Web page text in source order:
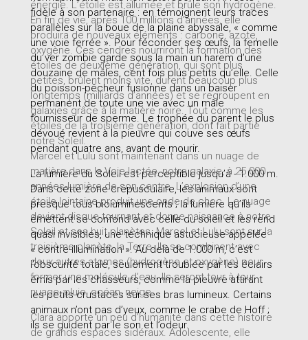
fidèle à son partenaire : en témoignent leurs traces
parallèles sur la boue de la plaine abyssale, « comme
une voie ferrée ». Pour féconder ses œufs, la femelle
du ver zombie garde sous la main un harem d’une
douzaine de mâles, cent fois plus petits qu’elle. Celle
du poisson-pêcheur fusionne dans un baiser
permanent de toute une vie avec un mâle
fournisseur de sperme. Le trophée du parent le plus
dévoué revient à la pieuvre qui couve ses œufs
pendant quatre ans, avant de mourir.
La lumière du Soleil est perceptible jusqu’à - 1.000 m.
Dans cette zone crépusculaire, les animaux sont
presque tous bioluminescents ; la lumière qu’ils
émettent se confond avec celle du soleil et les rend
quasi invisibles, une technique astucieuse appelée
« contre-illumination ». Au-delà de 1.000 m, c’est
l’obscurité totale, seulement troublée par les éclairs
émis par les chasseurs, comme la pieuvre attirant
les petits crustacés sur ses bras lumineux. Certains
animaux n’ont pas d’yeux, comme le crabe de Hoff ;
ils se guident par le son et l’odeur.
énergie. L’étoile est allumée et brûle son hydrogène.
En fin de vie, après 100 millions d’années, elle
produira de nouveaux éléments : carbone, azote,
oxygène. Ces cendres nourriront la formation des
étoiles de deuxième génération, qui sont plus
petites, brûlent moins vite, durent beaucoup plus
longtemps (milliards d’années) et se regroupent en
galaxies grâce à la matière noire. Tout comme les
étoiles de la troisième génération, dont fait partie
notre Soleil.
Marcel et Lulu sont maintenant dans un nuage de
matière dans la Voie lactée, notre galaxie, à 25 000
années-lumière de son centre. L’explosion d’une
étoile lointaine produit une onde de choc. Le nuage
devient disque tournant et donne naissance à notre
Soleil et ses huit planètes. Marcel et Lulu sont sur la
troisième planète, la Terre. Ils se combinent avec
deux autres atomes (hydrogène et oxygène) pour
former une molécule d’eau. Ils seront tour à tour
nuage, pluie, océan, neige.
Clara apporte un peu d’humanité dans cette histoire
de grands espaces sidéraux. Adolescente, elle